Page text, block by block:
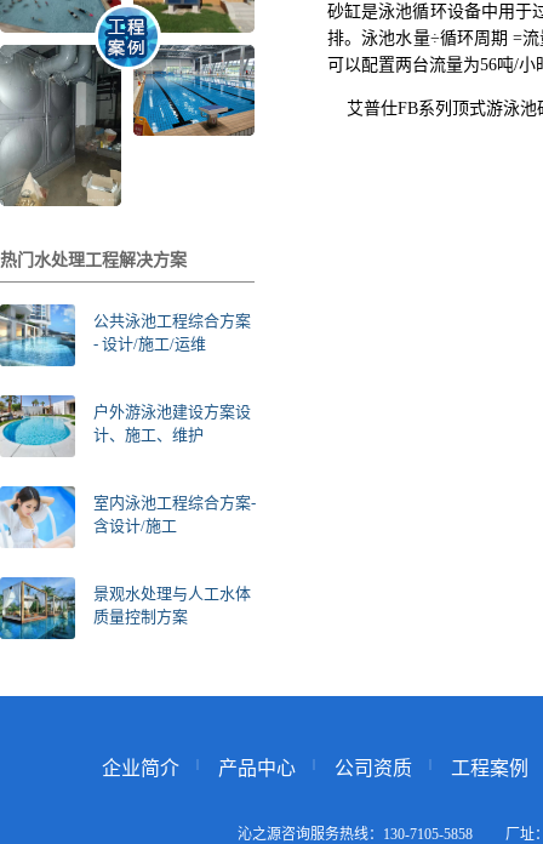
热门水处理工程解决方案
公共泳池工程综合方案
- 设计/施工/运维
户外游泳池建设方案设
计、施工、维护
室内泳池工程综合方案-
含设计/施工
景观水处理与人工水体
质量控制方案
砂缸是泳池循环设备中用于
排。泳池水量÷循环周期 =
可以配置两台流量为56吨/
艾普仕FB系列顶式游泳池
企业简介 产品中心 公司资质 工程案例
沁之源咨询服务热线：130-7105-5858 厂